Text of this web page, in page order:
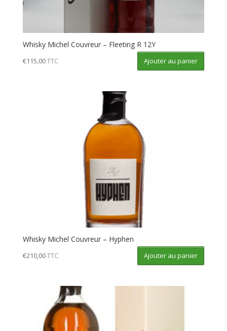
Whisky Michel Couvreur – Fleeting R 12Y
€115,00TTC Ajouter au panier
Whisky Michel Couvreur – Hyphen
€210,00TTC Ajouter au panier